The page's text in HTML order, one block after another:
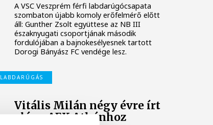
A VSC Veszprém férfi labdarúgócsapata
szombaton újabb komoly erőfelmérő előtt
áll: Gunther Zsolt együttese az NB III
északnyugati csoportjának második
fordulójában a bajnokesélyesnek tartott
Dorogi Bányász FC vendége lesz.
LABDARÚGÁS
Vitális Milán négy évre írt
alá az AEK Athénhoz